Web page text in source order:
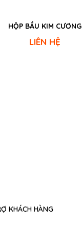
HỘP BẦU KIM CƯƠNG
LIÊN HỆ
KHÁCH HÀNG